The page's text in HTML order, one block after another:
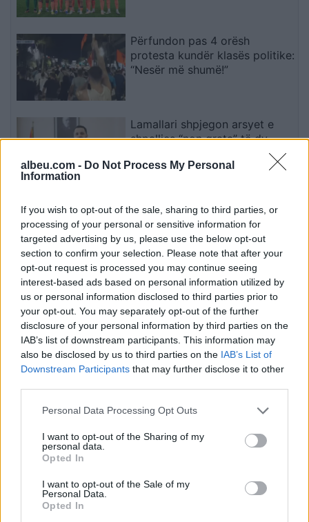
albeu.com - Do Not Process My Personal
Information
If you wish to opt-out of the sale, sharing to third parties, or
processing of your personal or sensitive information for
targeted advertising by us, please use the below opt-out
section to confirm your selection. Please note that after your
opt-out request is processed you may continue seeing
interest-based ads based on personal information utilized by
us or personal information disclosed to third parties prior to
your opt-out. You may separately opt-out of the further
disclosure of your personal information by third parties on the
IAB’s list of downstream participants. This information may
also be disclosed by us to third parties on the IAB’s List of
Downstream Participants that may further disclose it to other
Personal Data Processing Opt Outs
I want to opt-out of the Sharing of my
personal data.
Opted In
I want to opt-out of the Sale of my
Personal Data.
Opted In
Përfundon pas 4 orësh
protesta kundër klasës politike:
“Nesër më shumë!”
Lamallari shpjegon arsyet e
shpalljes “non grata” të dy
shtetasve nga Maqedonia e
Veriut
Sinani: LDK-ja nuk
bashkëqeveris me Kurtin pa një
marrëveshje të plotë